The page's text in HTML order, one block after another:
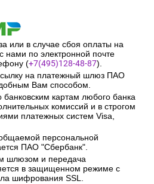
или в случае сбоя оплаты на
нами по электронной почте
(+7(495)128-48-87).
на платежный шлюз ПАО
Вам способом.
картам любого банка
комиссий и в строгом
платежных систем Visa,
персональной
ПАО "Сбербанк".
шлюзом и передача
в защищенном режиме с
шифрования SSL.